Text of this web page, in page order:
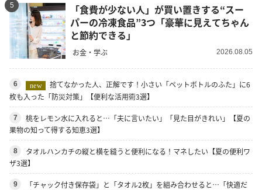
5
「食費が少ない人」が買い置きする“スー
パーの冷凍食品”3つ「豪華に見えてちゃん
と節約できる」
お金・学ぶ 2026.08.05
6 new
捨てなかった人、正解です！小さい「ペットボトルのふた」に6
枚も入った「防災対策」【便利な活用術3選】
7
桃をレモン水に入れると…「夫に言いたい」「見た目がきれい」【夏の
果物の知って得する知恵3選】
8
タオルハンカチの縦と横を縫うと便利になる！マネしたい【夏の便利ワ
ザ3選】
9
「チャック付き保存袋」と「タオル2枚」を組み合わせると…「快適だ